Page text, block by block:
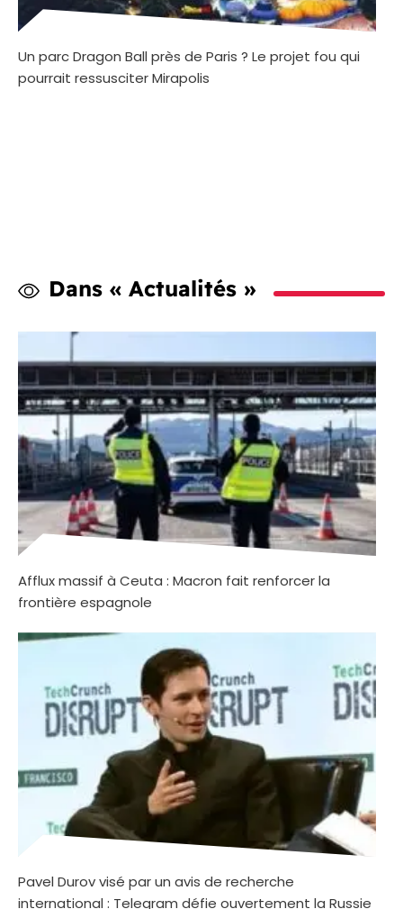
Un parc Dragon Ball près de Paris ? Le projet fou qui
pourrait ressusciter Mirapolis
Dans « Actualités »
Afflux massif à Ceuta : Macron fait renforcer la
frontière espagnole
Pavel Durov visé par un avis de recherche
international : Telegram défie ouvertement la Russie